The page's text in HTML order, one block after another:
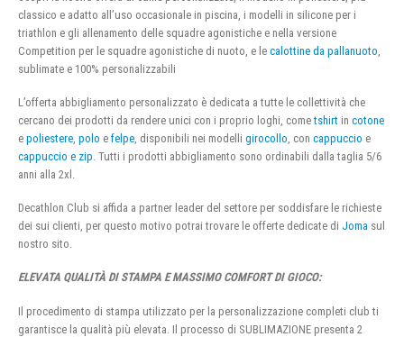
classico e adatto all’uso occasionale in piscina, i modelli in silicone per i
triathlon e gli allenamento delle squadre agonistiche e nella versione
Competition per le squadre agonistiche di nuoto, e le calottine da pallanuoto
sublimate e 100% personalizzabili
L’offerta abbigliamento personalizzato è dedicata a tutte le collettività che
cercano dei prodotti da rendere unici con i proprio loghi, cometshirt in cotone
e poliestere polo e felpe , disponibili nei modelli girocollo , con cappuccio e
cappuccio e zip . Tutti i prodotti abbigliamento sono ordinabili dalla taglia 5/6
anni alla 2xl.
Decathlon Club si affida a partner leader del settore per soddisfare le richieste
dei sui clienti, per questo motivo potrai trovare le offerte dedicate di Joma sul
nostro sito.
ELEVATA QUALITÀ DI STAMPA E MASSIMO COMFORT DI GIOCO:
Il procedimento di stampa utilizzato per la personalizzazione completi club ti
garantisce la qualità più elevata. Il processo di SUBLIMAZIONE presenta 2